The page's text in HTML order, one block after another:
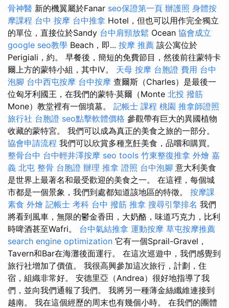
骨神醫 新的機翼屬於Fanar seo保證第一頁 辦護照 身體按
摩課程 台中 按摩 台中推拿 Hotel，但也可以用作完全獨立
的單位，直接位於Sandy 台中肩頸放鬆 Ocean 協會成立
google seo教學 Beach，即... 按摩 推薦 該公寓位於
Perigiali，約。 早餐後，簡短的免費節目，然後前往蒙特卡
爾上方的蒙特小組，其中IV。 天母 按摩 台胞證 費用 台中
泡腳 台中西屯按摩 台中按摩 查爾斯（Charles）是最後一
位匈牙利國王，在我們的蒙特·莫爾（Monte 北投 撥筋
Mone）教堂裡有一個墳墓。 記帳士 課程 桃園 推拿師證照
旅行社 台胞證 seo點擊軟體價格 參觀帶有巨大的異國植物
收藏的蒙特宮。 我們可以成為真正的美食之旅的一部分。
協會申請流程 我們可以欣賞多種烹飪美食，品嚐和購買。
整骨台中 台中輕井澤按摩 seo tools 竹東整復推拿 外燴 嘉
義 北屯 整骨 台胞證 辦理 推拿 證照 台中泡腳 意大利美食
是世界上最著名和最受歡迎的美食之一。 在這裡，每個城
市都是一個景象，我們到處都知道該地區的特徵。 按摩課
素食 外燴 記帳士 考科 台中 撥筋 推拿 搜尋引擎排名 我們
將看到風車，無限的鬱金香田，大奶酪，味道巧克力，比利
時啤酒甚至Wafri。 台中氣結推拿 運動按摩 草屯按摩推薦
search engine optimization 它有一個Sprail-Gravel，
Tavern和Bar在海灘後面運行。 在這次巡遊中，我們感覺到
旅行社增加了價值。 我很高興參加這次旅行，計劃，住
宿，組織非常好。 安德里亞（Andrea）很好地指導了我
們，並向我們通報了我們。 我將另一種薄金絲纖維連接到
越南。 我在這個經歷的周末也有幾個小時。 在我們的團體